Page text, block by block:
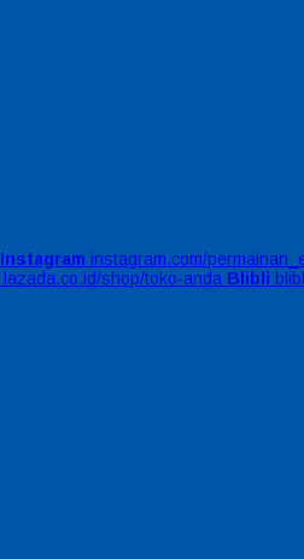
Instagram instagram.com/
lazada.co.id/shop/toko-anda Blibli